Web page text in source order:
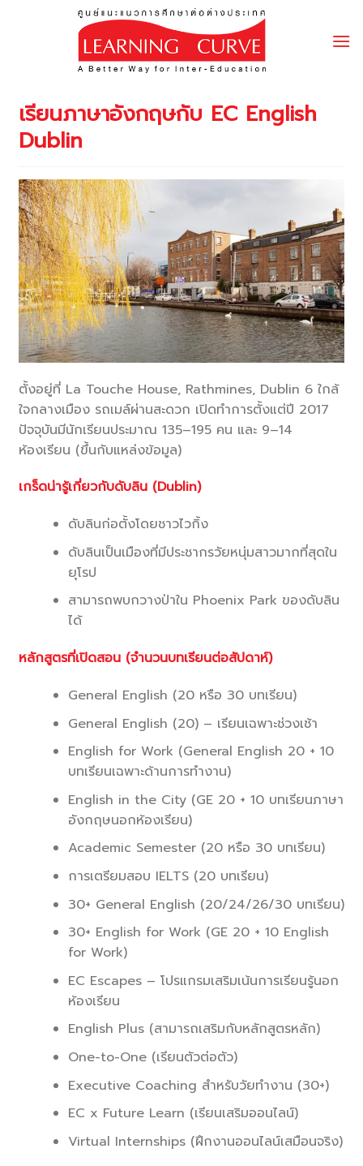
เรียนภาษาอังกฤษกับ EC English
Dublin
ตั้งอยู่ที่ La Touche House, Rathmines, Dublin 6 ใกล้
ใจกลางเมือง รถเมล์ผ่านสะดวก เปิดทำการตั้งแต่ปี 2017
ปัจจุบันมีนักเรียนประมาณ 135–195 คน และ 9–14
ห้องเรียน (ขึ้นกับแหล่งข้อมูล)
เกร็ดน่ารู้เกี่ยวกับดับลิน (Dublin)
ดับลินก่อตั้งโดยชาวไวกิ้ง
ดับลินเป็นเมืองที่มีประชากรวัยหนุ่มสาวมากที่สุดใน
ยุโรป
สามารถพบกวางป่าใน Phoenix Park ของดับลิน
ได้
หลักสูตรที่เปิดสอน (จำนวนบทเรียนต่อสัปดาห์)
General English (20 หรือ 30 บทเรียน)
General English (20) – เรียนเฉพาะช่วงเช้า
English for Work (General English 20 + 10
บทเรียนเฉพาะด้านการทำงาน)
English in the City (GE 20 + 10 บทเรียนภาษา
อังกฤษนอกห้องเรียน)
Academic Semester (20 หรือ 30 บทเรียน)
การเตรียมสอบ IELTS (20 บทเรียน)
30+ General English (20/24/26/30 บทเรียน)
30+ English for Work (GE 20 + 10 English
for Work)
EC Escapes – โปรแกรมเสริมเน้นการเรียนรู้นอก
ห้องเรียน
English Plus (สามารถเสริมกับหลักสูตรหลัก)
One-to-One (เรียนตัวต่อตัว)
Executive Coaching สำหรับวัยทำงาน (30+)
EC x Future Learn (เรียนเสริมออนไลน์)
Virtual Internships (ฝึกงานออนไลน์เสมือนจริง)